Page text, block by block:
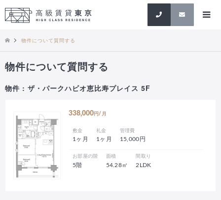
検索
物件について質問する
物件について質問する
物件 : ザ・パークハビオ恵比寿プレイス 5F
338,000 円/月
敷金
1ヶ月
礼金
1ヶ月
管理費
15,000円
お部屋の階
5階
面積
54.28㎡
間取り
2LDK